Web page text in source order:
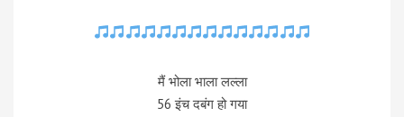
मैं भोला भाला लल्ला
56 इंच दबंग हो गया